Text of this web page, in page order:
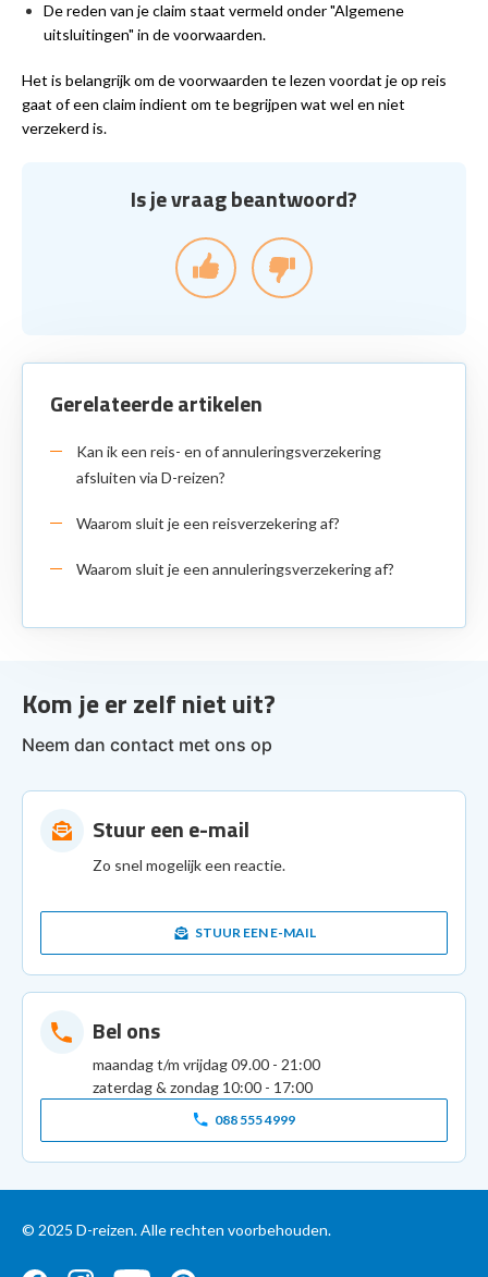
De reden van je claim staat vermeld onder "Algemene
uitsluitingen" in de voorwaarden.
Het is belangrijk om de voorwaarden te lezen voordat je op reis
gaat of een claim indient om te begrijpen wat wel en niet
verzekerd is.
Is je vraag beantwoord?
Gerelateerde artikelen
Kan ik een reis- en of annuleringsverzekering
afsluiten via D-reizen?
Waarom sluit je een reisverzekering af?
Waarom sluit je een annuleringsverzekering af?
Kom je er zelf niet uit?
Neem dan contact met ons op
Stuur een e-mail
Zo snel mogelijk een reactie.
STUUR EEN E-MAIL
Bel ons
maandag t/m vrijdag 09.00 - 21:00
zaterdag & zondag 10:00 - 17:00
088 555 4999
© 2025 D-reizen. Alle rechten voorbehouden.